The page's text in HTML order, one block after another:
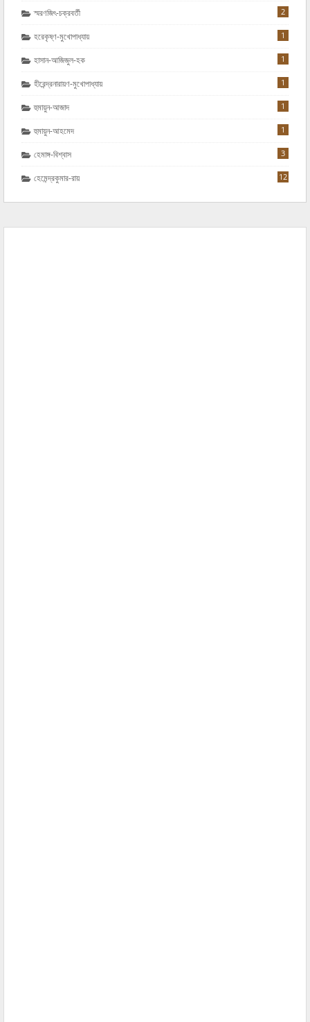
স্মরণজিৎ-চক্রবর্তী 2
হরেকৃষ্ণ-মুখোপাধ্যায় 1
হাসান-আজিজুল-হক 1
হীরেন্দ্রনারায়ণ-মুখোপাধ্যায় 1
হুমায়ুন-আজাদ 1
হুমায়ুন-আহমেদ 1
হেমাঙ্গ-বিশ্বাস 3
হেমেন্দ্রকুমার-রায় 12